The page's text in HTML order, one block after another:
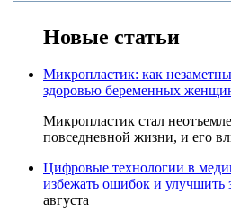
Новые статьи
Микропластик: как
здоровью беременных
Микропластик стал
повседневной жизни, и его
Цифровые технологии в
избежать ошибок и улучшить
августа